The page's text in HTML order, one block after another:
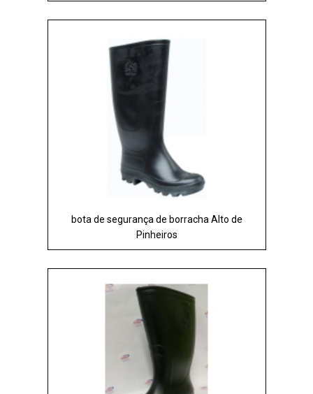
bota de segurança de borracha Alto de
Pinheiros